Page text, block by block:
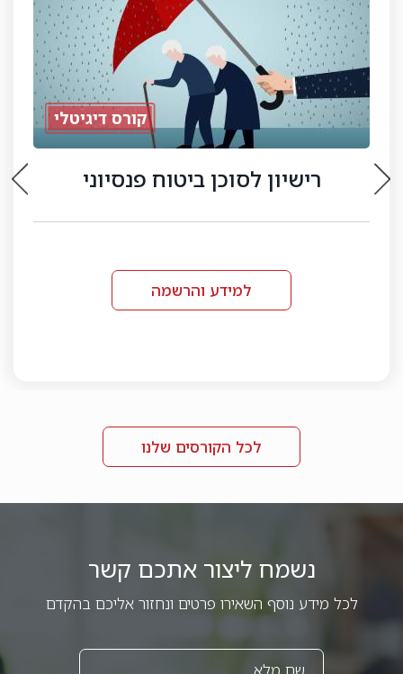
קורס דיגיטלי
רישיון לסוכן ביטוח פנסיוני
למידע והרשמה
לכל הקורסים שלנו
נשמח ליצור אתכם קשר
לכל מידע נוסף השאירו פרטים ונחזור אליכם בהקדם